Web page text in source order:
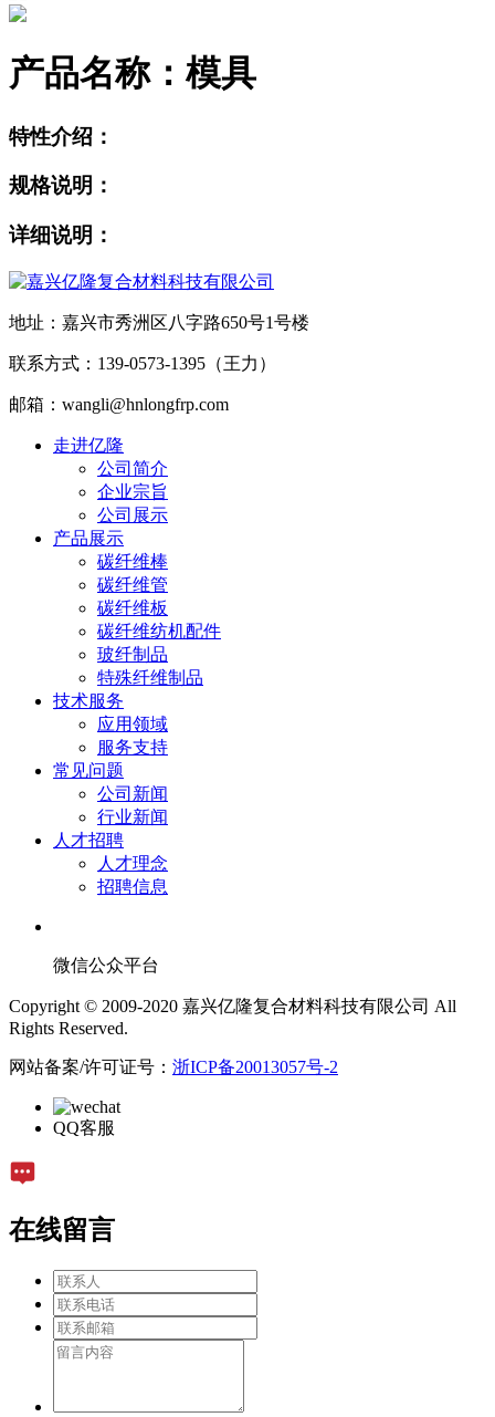
产品名称： 模具
特性介绍：
规格说明：
详细说明：
地址：嘉兴市秀洲区八字路650号1号楼
联系方式：139-0573-1395（王力）
邮箱：wangli@hnlongfrp.com
走进亿隆
公司简介
企业宗旨
公司展示
产品展示
碳纤维棒
碳纤维管
碳纤维板
碳纤维纺机配件
玻纤制品
特殊纤维制品
技术服务
应用领域
服务支持
常见问题
公司新闻
行业新闻
人才招聘
人才理念
招聘信息
微信公众平台
Copyright © 2009-2020 嘉兴亿隆复合材料科技有限公司 All
Rights Reserved.
网站备案/许可证号： 浙ICP备20013057号-2
QQ客服
在线留言